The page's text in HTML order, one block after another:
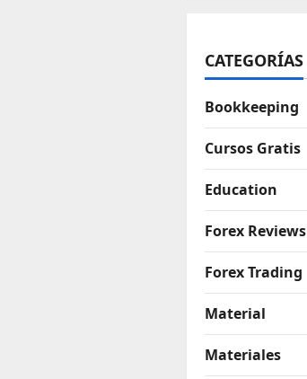
CATEGORÍAS
Bookkeeping
Cursos Gratis
Education
Forex Reviews
Forex Trading
Material
Materiales